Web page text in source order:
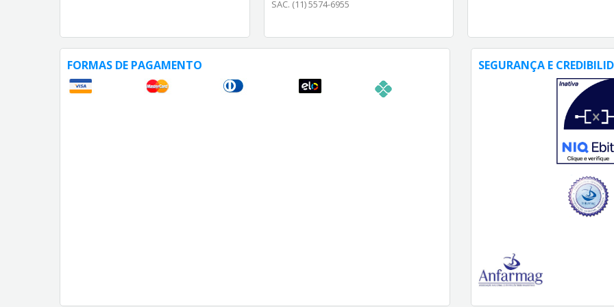
SAC. (11) 5574-6955
FORMAS DE PAGAMENTO SEGURANÇA E